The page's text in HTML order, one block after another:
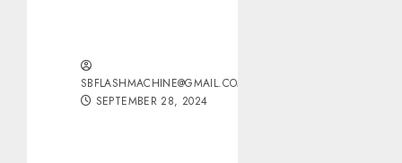
SBFLASHMACHINE@GMAIL.COM
SEPTEMBER 28, 2024